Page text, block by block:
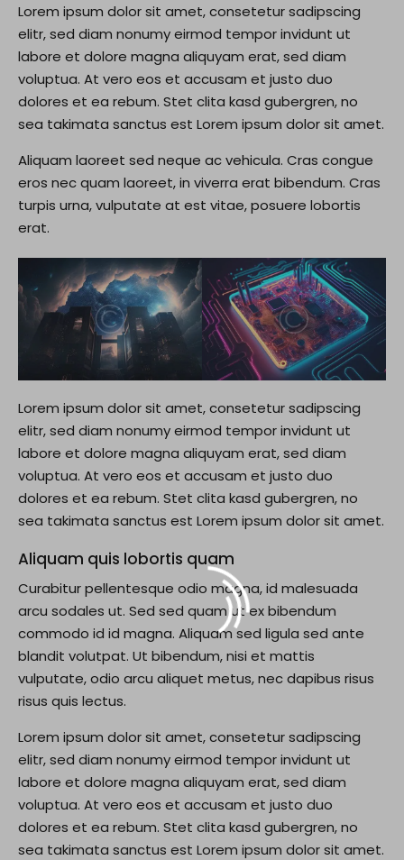
Lorem ipsum dolor sit amet, consetetur sadipscing
elitr, sed diam nonumy eirmod tempor invidunt ut
labore et dolore magna aliquyam erat, sed diam
voluptua. At vero eos et accusam et justo duo
dolores et ea rebum. Stet clita kasd gubergren, no
sea takimata sanctus est Lorem ipsum dolor sit amet.
Aliquam laoreet sed neque ac vehicula. Cras congue
eros nec quam laoreet, in viverra erat bibendum. Cras
turpis urna, vulputate at est vitae, posuere lobortis
erat.
Lorem ipsum dolor sit amet, consetetur sadipscing
elitr, sed diam nonumy eirmod tempor invidunt ut
labore et dolore magna aliquyam erat, sed diam
voluptua. At vero eos et accusam et justo duo
dolores et ea rebum. Stet clita kasd gubergren, no
sea takimata sanctus est Lorem ipsum dolor sit amet.
Aliquam quis lobortis quam
Curabitur pellentesque odio magna, id malesuada
arcu sodales ut. Sed sed quam ut ex bibendum
commodo id id magna. Aliquam sed ligula sed ante
blandit volutpat. Ut bibendum, nisi et mattis
vulputate, odio arcu aliquet metus, nec dapibus risus
risus quis lectus.
Lorem ipsum dolor sit amet, consetetur sadipscing
elitr, sed diam nonumy eirmod tempor invidunt ut
labore et dolore magna aliquyam erat, sed diam
voluptua. At vero eos et accusam et justo duo
dolores et ea rebum. Stet clita kasd gubergren, no
sea takimata sanctus est Lorem ipsum dolor sit amet.